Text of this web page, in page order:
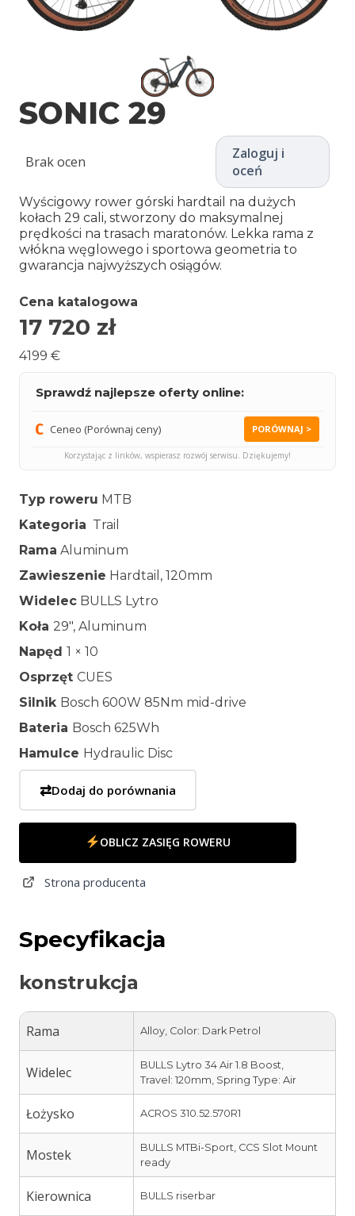
SONIC 29
Brak ocen
Zaloguj i
oceń
Wyścigowy rower górski hardtail na dużych
kołach 29 cali, stworzony do maksymalnej
prędkości na trasach maratonów. Lekka rama z
włókna węglowego i sportowa geometria to
gwarancja najwyższych osiągów.
Cena katalogowa
17 720 zł
4199 €
Sprawdź najlepsze oferty online:
Ceneo (Porównaj ceny) PORÓWNAJ >
Korzystając z linków, wspierasz rozwój serwisu. Dziękujemy!
Typ roweru MTB
Kategoria Trail
Rama Aluminum
Zawieszenie Hardtail, 120mm
Widelec BULLS Lytro
Koła 29″, Aluminum
Napęd 1 × 10
Osprzęt CUES
Silnik Bosch 600W 85Nm mid-drive
Bateria Bosch 625Wh
Hamulce Hydraulic Disc
⇄Dodaj do porównania
OBLICZ ZASIĘG ROWERU
Strona producenta
Specyfikacja
konstrukcja
Rama Alloy, Color: Dark Petrol
Widelec
BULLS Lytro 34 Air 1.8 Boost,
Travel: 120mm, Spring Type: Air
Łożysko ACROS 310.52.570R1
Mostek
BULLS MTBi-Sport, CCS Slot Mount
ready
Kierownica BULLS riserbar